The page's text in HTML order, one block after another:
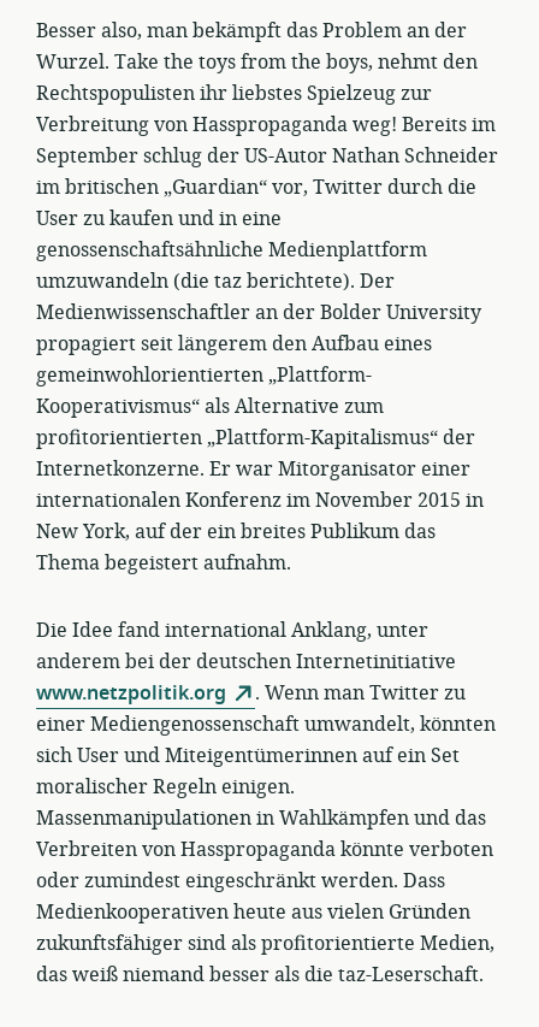
Besser also, man bekämpft das Problem an der
Wurzel. Take the toys from the boys, nehmt den
Rechtspopulisten ihr liebstes Spielzeug zur
Verbreitung von Hasspropaganda weg! Bereits im
September schlug der US-Autor Nathan Schneider
im britischen „Guardian“ vor, Twitter durch die
User zu kaufen und in eine
genossenschaftsähnliche Medienplattform
umzuwandeln (die taz berichtete). Der
Medienwissenschaftler an der Bolder University
propagiert seit längerem den Aufbau eines
gemeinwohlorientierten „Plattform-
Kooperativismus“ als Alternative zum
profitorientierten „Plattform-Kapitalismus“ der
Internetkonzerne. Er war Mitorganisator einer
internationalen Konferenz im November 2015 in
New York, auf der ein breites Publikum das
Thema begeistert aufnahm.
Die Idee fand international Anklang, unter
anderem bei der deutschen Internetinitiative
www.netzpolitik.org
. Wenn man Twitter zu
einer Mediengenossenschaft umwandelt, könnten
sich User und Miteigentümerinnen auf ein Set
moralischer Regeln einigen.
Massenmanipulationen in Wahlkämpfen und das
Verbreiten von Hasspropaganda könnte verboten
oder zumindest eingeschränkt werden. Dass
Medienkooperativen heute aus vielen Gründen
zukunftsfähiger sind als profitorientierte Medien,
das weiß niemand besser als die taz-Leserschaft.